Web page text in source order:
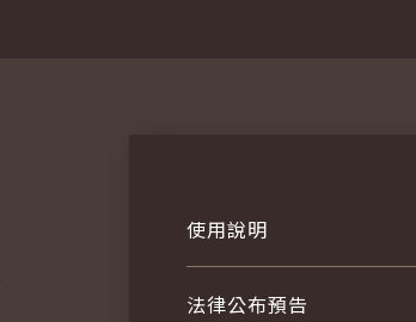
使用說明
法律公布預告